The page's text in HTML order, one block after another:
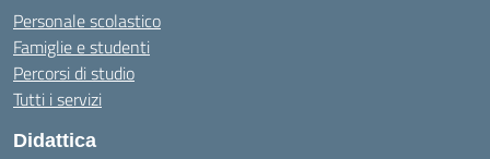
Personale scolastico
Famiglie e studenti
Percorsi di studio
Tutti i servizi
Didattica